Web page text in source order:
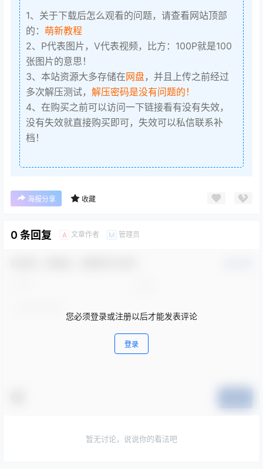
1、关于下载后怎么观看的问题，请查看网站顶部
的： 萌新教程
2、P代表图片，V代表视频，比方：100P就是100
张图片的意思！
3、本站资源大多存储在网盘，并且上传之前经过
多次解压测试， 解压密码是没有问题的！
4、在购买之前可以访问一下链接看有没有失效，
没有失效就直接购买即可，失效可以私信联系补
档！
海报分享 收藏
0 条回复 A 文章作者 M 管理员
您必须登录或注册以后才能发表评论
登录
暂无讨论，说说你的看法吧